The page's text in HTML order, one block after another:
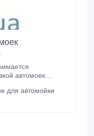
автомоек
(насосов
для автомойки